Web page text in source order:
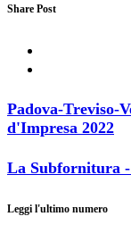
Share Post
Padova-Treviso-
d'Impresa 2022
La Subfornitura -
Leggi l'ultimo numero